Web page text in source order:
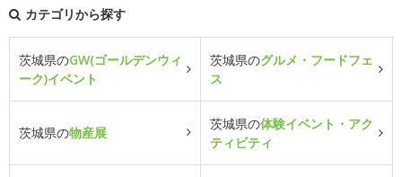
カテゴリから探す
茨城県のGW(ゴールデンウィ
ーク)イベント
茨城県のグルメ・フードフェ
ス
茨城県の物産展
茨城県の体験イベント・アク
ティビティ